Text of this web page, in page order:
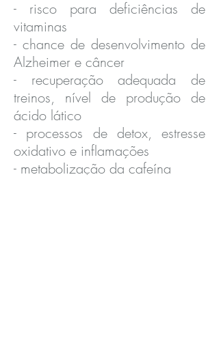
- risco para deficiências de
vitaminas
- chance de desenvolvimento de
Alzheimer e câncer
- recuperação adequada de
treinos, nível de produção de
ácido lático
- processos de detox, estresse
oxidativo e inflamações
- metabolização da cafeína